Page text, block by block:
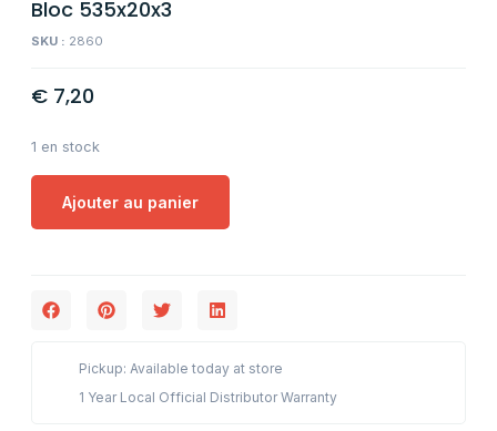
Bloc 535x20x3
SKU : 2860
€ 7,20
1 en stock
Ajouter au panier
Pickup: Available today at store
1 Year Local Official Distributor Warranty